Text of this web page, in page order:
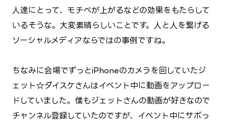
人達にとって、モチベが上がるなどの効果をもたらして
いるそうな。大変素晴らしいことです。人と人を繋げる
ソーシャルメディアならではの事例ですね。
ちなみに会場でずっとiPhoneのカメラを回していたジ
ェット☆ダイスケさんはイベント中に動画をアップロー
ドしていました。僕もジェットさんの動画が好きなので
チャンネル登録していたのですが、イベント中にサボっ